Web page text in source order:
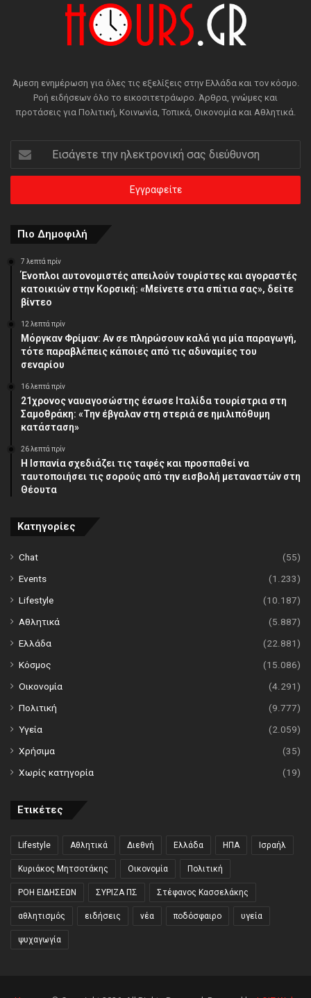
Άμεση ενημέρωση για όλες τις εξελίξεις στην Ελλάδα και τον κόσμο.
Ροή ειδήσεων όλο το εικοσιτετράωρο. Άρθρα, γνώμες και
προτάσεις για Πολιτική, Κοινωνία, Τοπικά, Οικονομία και Αθλητικά.
Εισάγετε
την
ηλεκτρονική
διεύθυνση
Πιο Δημοφιλή
7 λεπτά πρίν
Ένοπλοι αυτονομιστές απειλούν τουρίστες και αγοραστές
κατοικιών στην Κορσική: «Μείνετε στα σπίτια σας», δείτε
βίντεο
12 λεπτά πρίν
Μόργκαν Φρίμαν: Αν σε πληρώσουν καλά για μία παραγωγή,
τότε παραβλέπεις κάποιες από τις αδυναμίες του
σεναρίου
16 λεπτά πρίν
21χρονος ναυαγοσώστης έσωσε Ιταλίδα τουρίστρια στη
Σαμοθράκη: «Την έβγαλαν στη στεριά σε ημιλιπόθυμη
κατάσταση»
26 λεπτά πρίν
Η Ισπανία σχεδιάζει τις ταφές και προσπαθεί να
ταυτοποιήσει τις σορούς από την εισβολή μεταναστών στη
Θέουτα
Κατηγορίες
Chat
(55)
Events
(1.233)
Lifestyle
(10.187)
Αθλητικά
(5.887)
Ελλάδα
(22.881)
Κόσμος
(15.086)
Οικονομία
(4.291)
Πολιτική
(9.777)
Υγεία
(2.059)
Χρήσιμα
(35)
Χωρίς κατηγορία
(19)
Ετικέτες
Lifestyle Αθλητικά Διεθνή Ελλάδα ΗΠΑ Ισραήλ
Κυριάκος Μητσοτάκης Οικονομία Πολιτική
ΡΟΗ ΕΙΔΗΣΕΩΝ ΣΥΡΙΖΑ ΠΣ Στέφανος Κασσελάκης
αθλητισμός ειδήσεις νέα ποδόσφαιρο υγεία
ψυχαγωγία